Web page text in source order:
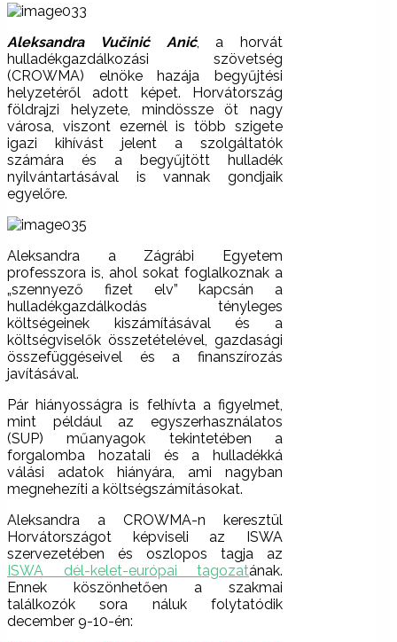
Aleksandra Vučinić Anić, a horvát
hulladékgazdálkozási szövetség
(CROWMA) elnöke hazája begyűjtési
helyzetéről adott képet. Horvátország
földrajzi helyzete, mindössze öt nagy
városa, viszont ezernél is több szigete
igazi kihívást jelent a szolgáltatók
számára és a begyűjtött hulladék
nyilvántartásával is vannak gondjaik
egyelőre.
Aleksandra a Zágrábi Egyetem
professzora is, ahol sokat foglalkoznak a
„szennyező fizet elv” kapcsán a
hulladékgazdálkodás tényleges
költségeinek kiszámításával és a
költségviselők összetételével, gazdasági
összefüggéseivel és a finanszírozás
javításával.
Pár hiányosságra is felhívta a figyelmet,
mint például az egyszerhasználatos
(SUP) műanyagok tekintetében a
forgalomba hozatali és a hulladékká
válási adatok hiányára, ami nagyban
megnehezíti a költségszámításokat.
Aleksandra a CROWMA-n keresztül
Horvátországot képviseli az ISWA
szervezetében és oszlopos tagja az
ISWA dél-kelet-európai tagozatának.
Ennek köszönhetően a szakmai
találkozók sora náluk folytatódik
december 9-10-én: